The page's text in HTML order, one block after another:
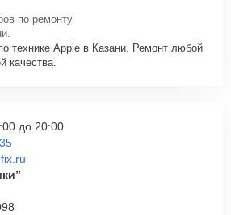
по ремонту
технике Apple в Казани. Ремонт любой
качества.
до 20:00